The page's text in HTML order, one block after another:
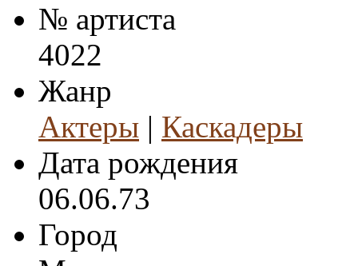
№ артиста
4022
Жанр
Актеры | Каскадеры
Дата рождения
06.06.73
Город